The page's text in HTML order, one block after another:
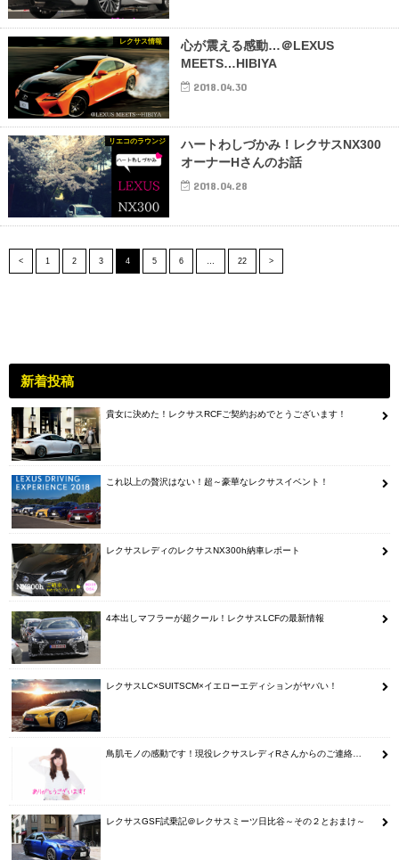
レクサス情報
心が震える感動…＠LEXUS
MEETS…HIBIYA
2018.04.30
リエコのラウンジ
ハートわしづかみ！レクサスNX300
オーナーHさんのお話
2018.04.28
< 1 2 3 4 5 6 22 >
新着投稿
貴女に決めた！レクサスRCFご契約おめでとうございます！
これ以上の贅沢はない！超～豪華なレクサスイベント！
レクサスレディのレクサスNX300h納車レポート
4本出しマフラーが超クール！レクサスLCFの最新情報
レクサスLC×SUITSCM×イエローエディションがヤバい！
鳥肌モノの感動です！現役レクサスレディRさんからのご連絡…
レクサスGSF試乗記＠レクサスミーツ日比谷～その２とおまけ～